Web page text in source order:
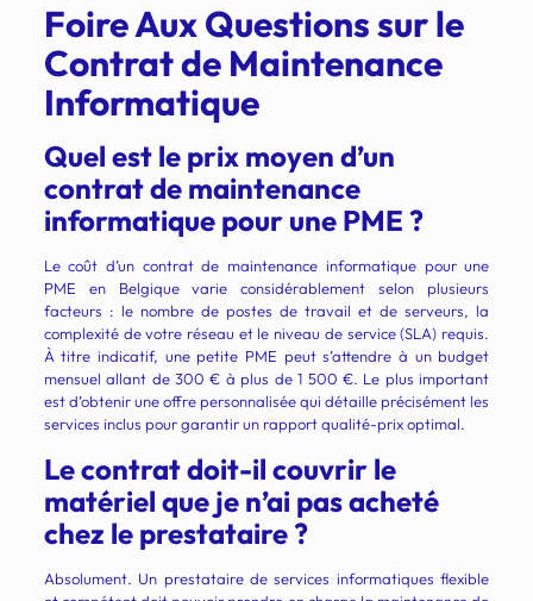
Foire Aux Questions sur le
Contrat de Maintenance
Informatique
Quel est le prix moyen d’un
contrat de maintenance
informatique pour une PME ?
Le coût d’un contrat de maintenance informatique pour une
PME en Belgique varie considérablement selon plusieurs
facteurs : le nombre de postes de travail et de serveurs, la
complexité de votre réseau et le niveau de service (SLA) requis.
À titre indicatif, une petite PME peut s’attendre à un budget
mensuel allant de 300 € à plus de 1 500 €. Le plus important
est d’obtenir une offre personnalisée qui détaille précisément les
services inclus pour garantir un rapport qualité-prix optimal.
Le contrat doit-il couvrir le
matériel que je n’ai pas acheté
chez le prestataire ?
Absolument. Un prestataire de services informatiques flexible